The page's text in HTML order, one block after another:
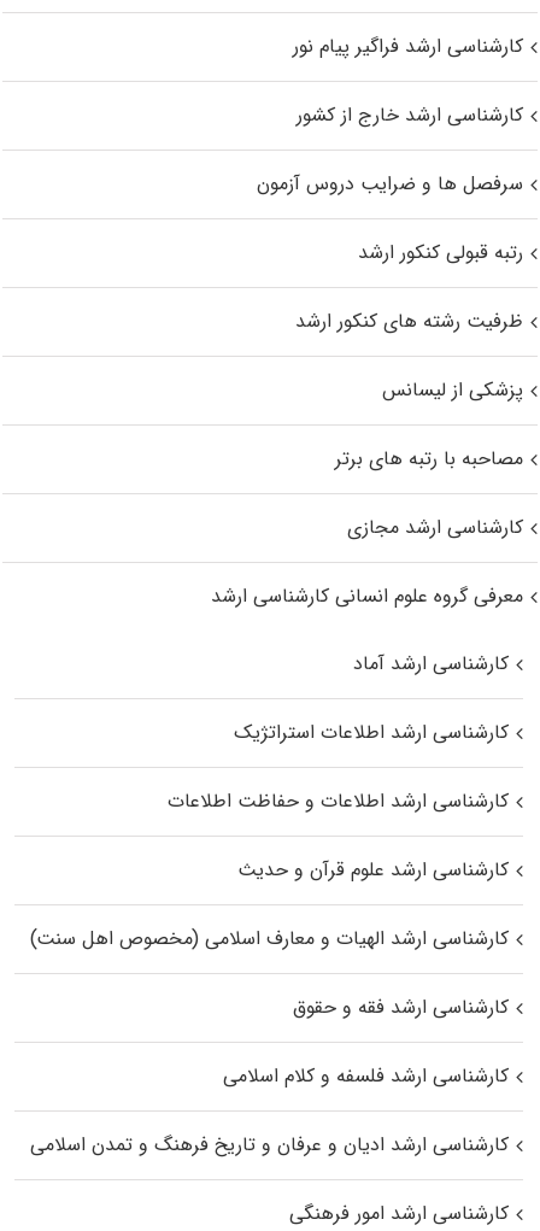
کارشناسی ارشد فراگیر پیام نور
کارشناسی ارشد خارج از کشور
سرفصل ها و ضرایب دروس آزمون
رتبه قبولی کنکور ارشد
ظرفیت رشته های کنکور ارشد
پزشکی از لیسانس
مصاحبه با رتبه های برتر
کارشناسی ارشد مجازی
معرفی گروه علوم انسانی کارشناسی ارشد
کارشناسی ارشد آماد
کارشناسی ارشد اطلاعات استراتژیک
کارشناسی ارشد اطلاعات و حفاظت اطلاعات
کارشناسی ارشد علوم قرآن و حدیث
کارشناسی ارشد الهیات و معارف اسلامی (مخصوص اهل سنت)
کارشناسی ارشد فقه و حقوق
کارشناسی ارشد فلسفه و کلام اسلامی
کارشناسی ارشد ادیان و عرفان و تاریخ فرهنگ و تمدن اسلامی
کارشناسی ارشد امور فرهنگی